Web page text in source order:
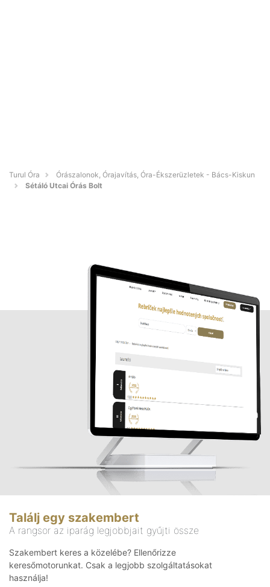
Turul Óra
Órászalonok, Órajavítás, Óra-Ékszerüzletek - Bács-Kiskun
Sétáló Utcai Órás Bolt
Találj egy szakembert
A rangsor az iparág legjobbjait gyűjti össze
Szakembert keres a közelébe? Ellenőrizze
keresőmotorunkat. Csak a legjobb szolgáltatásokat
használja!